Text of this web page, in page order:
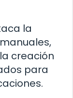
la
creación
para